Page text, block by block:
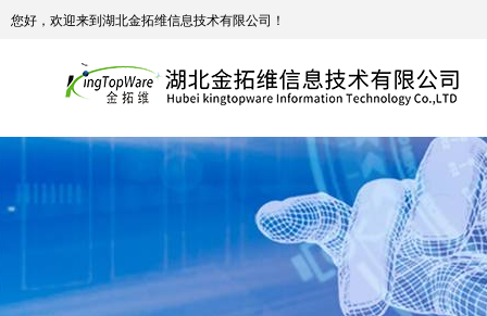
您好，欢迎来到湖北金拓维信息技术有限公司！